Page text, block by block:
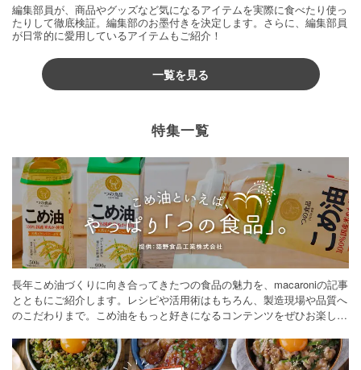
編集部員が、商品やグッズなど気になるアイテムを実際に食べたり使っ
たりして徹底検証。編集部のお墨付きを決定します。さらに、編集部員
が日常的に愛用しているアイテムもご紹介！
一覧を見る
特集一覧
長年こめ油づくりに向き合ってきたつの食品の魅力を、macaroniの記事
とともにご紹介します。レシピや活用術はもちろん、製造現場や品質へ
のこだわりまで。こめ油をもっと好きになるコンテンツをぜひお楽しみ